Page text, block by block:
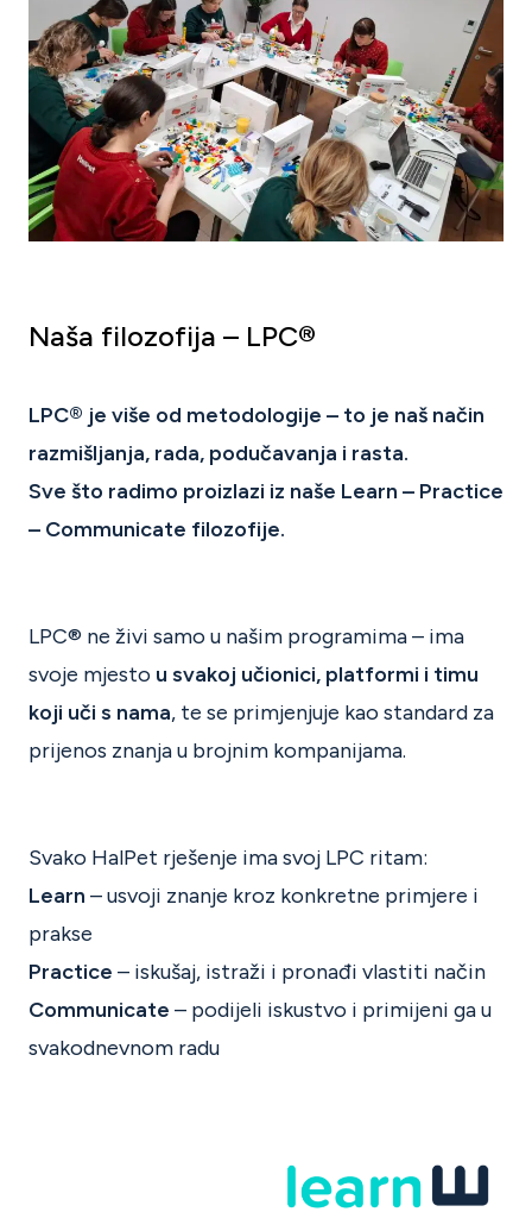
Naša filozofija – LPC®
LPC® je više od metodologije – to je naš način
razmišljanja, rada, podučavanja i rasta.
Sve što radimo proizlazi iz naše Learn – Practice
– Communicate filozofije.
LPC® ne živi samo u našim programima – ima
svoje mjesto u svakoj učionici, platformi i timu
koji uči s nama, te se primjenjuje kao standard za
prijenos znanja u brojnim kompanijama.
Svako HalPet rješenje ima svoj LPC ritam:
Learn – usvoji znanje kroz konkretne primjere i
prakse
Practice – iskušaj, istraži i pronađi vlastiti način
Communicate – podijeli iskustvo i primijeni ga u
svakodnevnom radu